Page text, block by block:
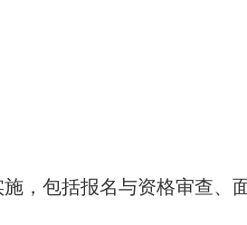
，包括报名与资格审查、